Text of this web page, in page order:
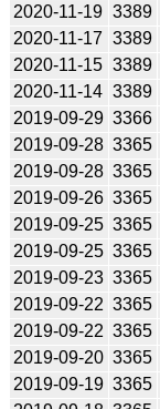
2020-11-19 3389
2020-11-17 3389
2020-11-15 3389
2020-11-14 3389
2019-09-29 3366
2019-09-28 3365
2019-09-28 3365
2019-09-26 3365
2019-09-25 3365
2019-09-25 3365
2019-09-23 3365
2019-09-22 3365
2019-09-22 3365
2019-09-20 3365
2019-09-19 3365